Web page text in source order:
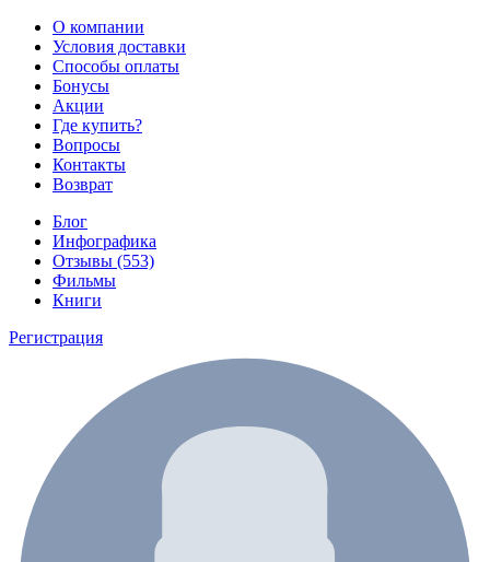
О компании
Условия доставки
Способы оплаты
Бонусы
Акции
Где купить?
Вопросы
Контакты
Возврат
Блог
Инфографика
Отзывы (553)
Фильмы
Книги
Регистрация